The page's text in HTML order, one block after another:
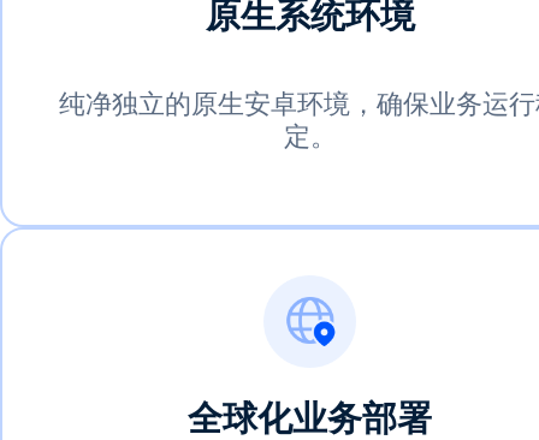
原生系统环境
纯净独立的原生安卓环境，确保业务运
定。
全球化业务部署